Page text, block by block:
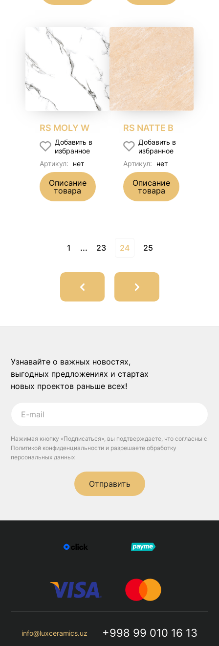
RS MOLY W
Добавить в
избранное
Артикул:
нет
Описание
товара
RS NATTE B
Добавить в
избранное
Артикул:
нет
Описание
товара
1 ... 23 24 25
Узнавайте о важных новостях,
выгодных предложениях и стартах
новых проектов раньше всех!
Нажимая кнопку «Подписаться», вы подтверждаете, что согласны с
Политикой конфиденциальности и разрешаете обработку
персональных данных
Отправить
info@luxceramics.uz +998 99 010 16 13